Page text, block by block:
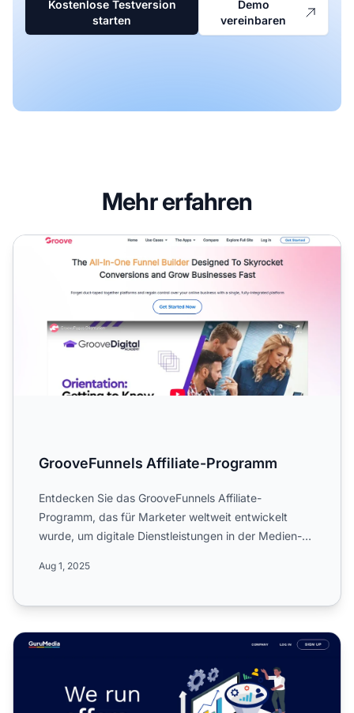
Kostenlose Testversion
starten
Demo
vereinbaren
Mehr erfahren
GrooveFunnels Affiliate-Programm
GrooveFunnels Affiliate-Programm
Entdecken Sie das GrooveFunnels Affiliate-
Programm, das für Marketer weltweit entwickelt
wurde, um digitale Dienstleistungen in der Medien-
Aug 1, 2025
Guru Media Affiliate-Programm